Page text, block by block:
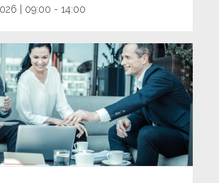
| 09:00 - 14:00